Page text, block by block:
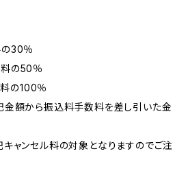
30％
の50％
の100％
額から振込料手数料を差し引いた金
ャンセル料の対象となりますのでご注